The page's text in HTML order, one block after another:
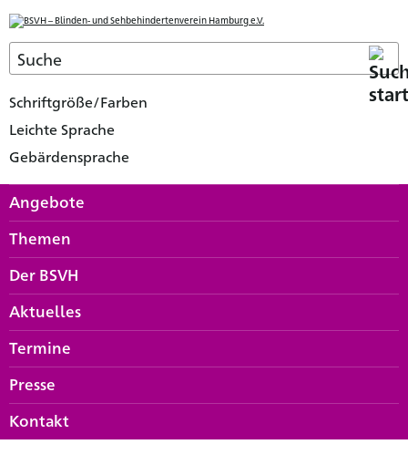
Schriftgröße/Farben
Leichte Sprache
Gebärdensprache
Angebote
Themen
Der BSVH
Aktuelles
Termine
Presse
Kontakt